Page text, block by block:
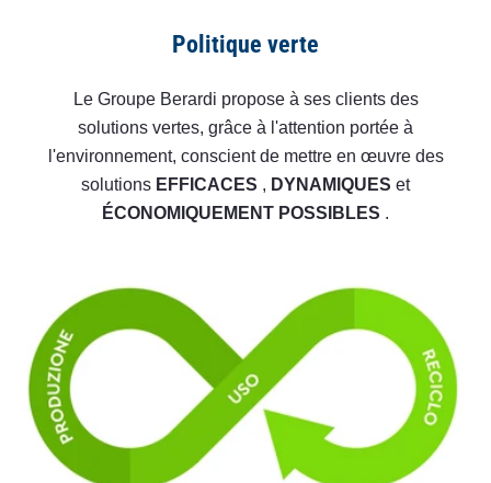
Politique verte
Le Groupe Berardi propose à ses clients des
solutions vertes, grâce à l'attention portée à
l'environnement, conscient de mettre en œuvre des
solutions EFFICACES , DYNAMIQUES et
ÉCONOMIQUEMENT POSSIBLES .